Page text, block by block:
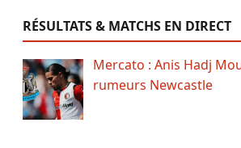
RÉSULTATS & MATCHS EN DIRECT
Mercato : Anis Hadj
rumeurs Newcastle